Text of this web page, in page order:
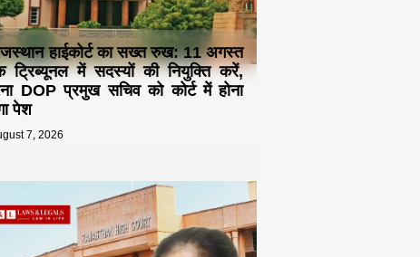
हाईकोर्ट का सख्त रुख: 11 अगस्त
ट्रिब्यूनल में सदस्यों की नियुक्ति करें,
DOP प्रमुख सचिव को कोर्ट में होना
पेश
7, 2026